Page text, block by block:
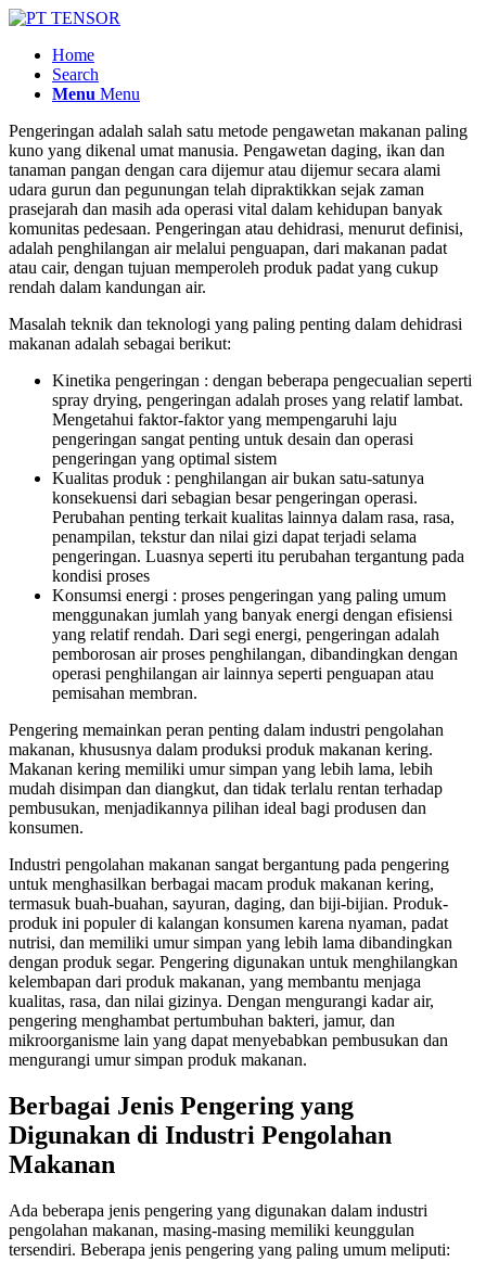
Home
Search
Menu Menu
Pengeringan adalah salah satu metode pengawetan makanan paling
kuno yang dikenal umat manusia. Pengawetan daging, ikan dan
tanaman pangan dengan cara dijemur atau dijemur secara alami
udara gurun dan pegunungan telah dipraktikkan sejak zaman
prasejarah dan masih ada operasi vital dalam kehidupan banyak
komunitas pedesaan. Pengeringan atau dehidrasi, menurut definisi,
adalah penghilangan air melalui penguapan, dari makanan padat
atau cair, dengan tujuan memperoleh produk padat yang cukup
rendah dalam kandungan air.
Masalah teknik dan teknologi yang paling penting dalam dehidrasi
makanan adalah sebagai berikut:
Kinetika pengeringan : dengan beberapa pengecualian seperti
spray drying, pengeringan adalah proses yang relatif lambat.
Mengetahui faktor-faktor yang mempengaruhi laju
pengeringan sangat penting untuk desain dan operasi
pengeringan yang optimal sistem
Kualitas produk : penghilangan air bukan satu-satunya
konsekuensi dari sebagian besar pengeringan operasi.
Perubahan penting terkait kualitas lainnya dalam rasa, rasa,
penampilan, tekstur dan nilai gizi dapat terjadi selama
pengeringan. Luasnya seperti itu perubahan tergantung pada
kondisi proses
Konsumsi energi : proses pengeringan yang paling umum
menggunakan jumlah yang banyak energi dengan efisiensi
yang relatif rendah. Dari segi energi, pengeringan adalah
pemborosan air proses penghilangan, dibandingkan dengan
operasi penghilangan air lainnya seperti penguapan atau
pemisahan membran.
Pengering memainkan peran penting dalam industri pengolahan
makanan, khususnya dalam produksi produk makanan kering.
Makanan kering memiliki umur simpan yang lebih lama, lebih
mudah disimpan dan diangkut, dan tidak terlalu rentan terhadap
pembusukan, menjadikannya pilihan ideal bagi produsen dan
konsumen.
Industri pengolahan makanan sangat bergantung pada pengering
untuk menghasilkan berbagai macam produk makanan kering,
termasuk buah-buahan, sayuran, daging, dan biji-bijian. Produk-
produk ini populer di kalangan konsumen karena nyaman, padat
nutrisi, dan memiliki umur simpan yang lebih lama dibandingkan
dengan produk segar. Pengering digunakan untuk menghilangkan
kelembapan dari produk makanan, yang membantu menjaga
kualitas, rasa, dan nilai gizinya. Dengan mengurangi kadar air,
pengering menghambat pertumbuhan bakteri, jamur, dan
mikroorganisme lain yang dapat menyebabkan pembusukan dan
mengurangi umur simpan produk makanan.
Berbagai Jenis Pengering yang
Digunakan di Industri Pengolahan
Makanan
Ada beberapa jenis pengering yang digunakan dalam industri
pengolahan makanan, masing-masing memiliki keunggulan
tersendiri. Beberapa jenis pengering yang paling umum meliputi: